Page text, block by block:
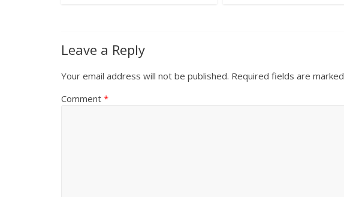
Leave a Reply
Your email address will not be published. Required fields are marked
Comment *